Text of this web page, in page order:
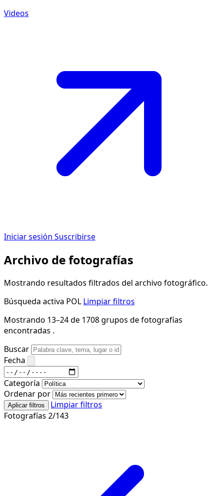
Videos
Iniciar sesión Suscribirse
Archivo de fotografías
Mostrando resultados filtrados del archivo fotográfico.
Búsqueda activa POL Limpiar filtros
Mostrando 13–24 de 1708 grupos de fotografías
encontradas .
Buscar
Fecha
Categoría
Ordenar por
Aplicar filtros
Limpiar filtros
Fotografías 2/143